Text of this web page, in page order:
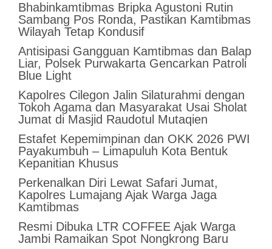
Bhabinkamtibmas Bripka Agustoni Rutin
Sambang Pos Ronda, Pastikan Kamtibmas
Wilayah Tetap Kondusif
Antisipasi Gangguan Kamtibmas dan Balap
Liar, Polsek Purwakarta Gencarkan Patroli
Blue Light
Kapolres Cilegon Jalin Silaturahmi dengan
Tokoh Agama dan Masyarakat Usai Sholat
Jumat di Masjid Raudotul Mutaqien
Estafet Kepemimpinan dan OKK 2026 PWI
Payakumbuh – Limapuluh Kota Bentuk
Kepanitian Khusus
Perkenalkan Diri Lewat Safari Jumat,
Kapolres Lumajang Ajak Warga Jaga
Kamtibmas
Resmi Dibuka LTR COFFEE Ajak Warga
Jambi Ramaikan Spot Nongkrong Baru